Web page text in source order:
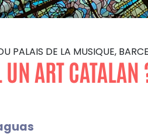
PALAIS DE LA MUSIQUE,
ART CATALAN